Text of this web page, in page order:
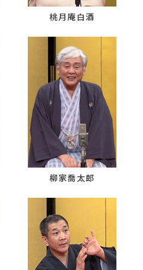
桃月庵白酒
柳家喬太郎